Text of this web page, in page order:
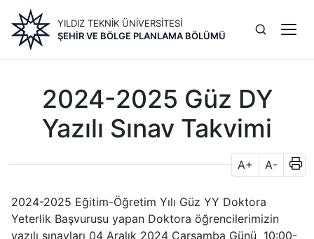
içeriğe
atla
YILDIZ TEKNİK ÜNİVERSİTESİ
ŞEHIR VE BÖLGE PLANLAMA BÖLÜMÜ
2024-2025 Güz DY
Yazılı Sınav Takvimi
A+ A-
2024-2025 Eğitim-Öğretim Yılı Güz YY Doktora
Yeterlik Başvurusu yapan Doktora öğrencilerimizin
yazılı sınavları 04 Aralık 2024 Çarşamba Günü 10:00-